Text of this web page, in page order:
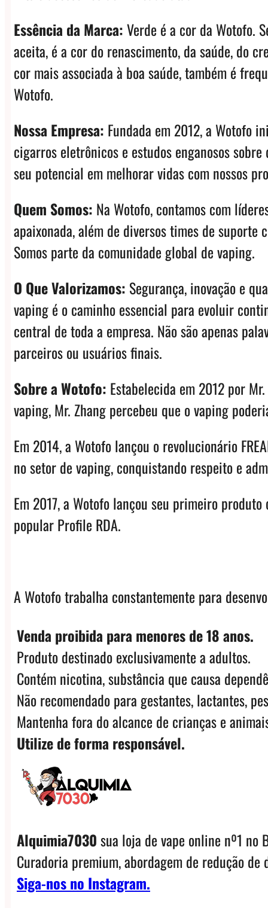
Essência da Marca:Verde é a cor da Wotofo.
aceita, é a cor do renascimento, da saúde, do
cor mais associada à boa saúde, também é
Wotofo.
Nossa Empresa: Fundada em 2012, a Wotofo
cigarros eletrônicos e estudos enganosos
seu potencial em melhorar vidas com nossos
Quem Somos: Na Wotofo, contamos com
apaixonada, além de diversos times de
Somos parte da comunidade global de vaping.
O Que Valorizamos: Segurança, inovação e
vaping é o caminho essencial para evoluir
central de toda a empresa. Não são apenas
parceiros ou usuários finais.
Sobre a Wotofo: Estabelecida em 2012 por
vaping, Mr. Zhang percebeu que o vaping
Em 2014, a Wotofo lançou o revolucionário
no setor de vaping, conquistando respeito e
Em 2017, a Wotofo lançou seu primeiro
popular Profile RDA.
A Wotofo trabalha constantemente para
Venda proibida para menores de 18 anos.
Produto destinado exclusivamente a adultos.
Contém nicotina, substância que causa
Não recomendado para gestantes, lactantes,
Mantenha fora do alcance de crianças e
Utilize de forma responsável.
Alquimia7030sua loja de vape online nº1 no
Curadoria premium, abordagem de redução
Siga-nos no Instagram.